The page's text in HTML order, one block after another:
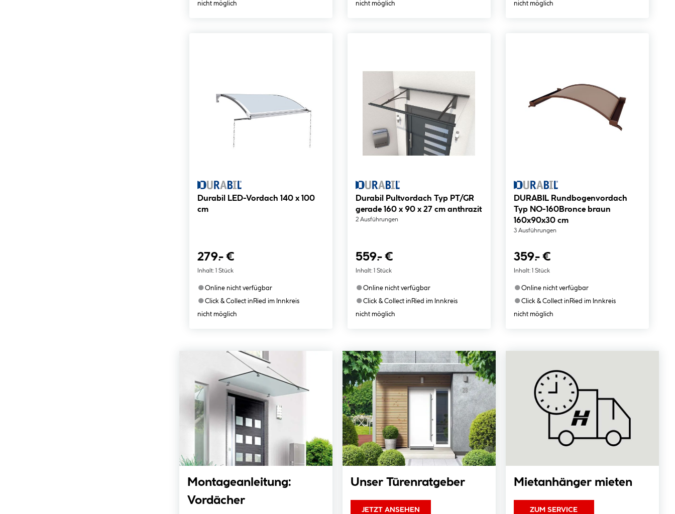
nicht möglich nicht möglich nicht möglich
Durabil LED-Vordach 140 x 100
cm
279.- €
Inhalt: 1 Stück
●Online nicht verfügbar
●Click & Collect in Ried im Innkreis
nicht möglich
Durabil Pultvordach Typ PT/GR
gerade 160 x 90 x 27 cm anthrazit
2 Ausführungen
559.- €
Inhalt: 1 Stück
●Online nicht verfügbar
●Click & Collect in Ried im Innkreis
nicht möglich
DURABIL Rundbogenvordach
Typ NO-160Bronce braun
160x90x30 cm
3 Ausführungen
359.- €
Inhalt: 1 Stück
●Online nicht verfügbar
●Click & Collect in Ried im Innkreis
nicht möglich
Montageanleitung:
Vordächer
Unser Türenratgeber
JETZT ANSEHEN
Mietanhänger mieten
ZUM SERVICE